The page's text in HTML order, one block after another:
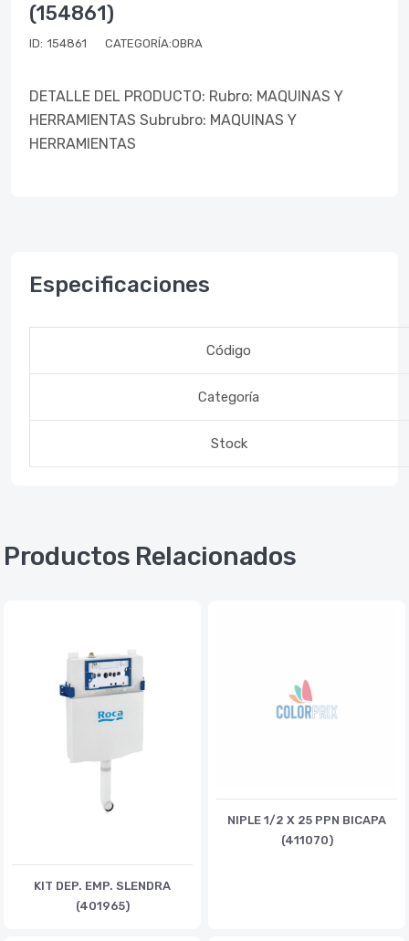
(154861)
ID: 154861 CATEGORÍA:OBRA
DETALLE DEL PRODUCTO: Rubro: MAQUINAS Y
HERRAMIENTAS Subrubro: MAQUINAS Y
HERRAMIENTAS
Especificaciones
Código
Categoría
Stock
Productos Relacionados
KIT DEP. EMP. SLENDRA
(401965)
NIPLE 1/2 X 25 PPN BICAPA
(411070)